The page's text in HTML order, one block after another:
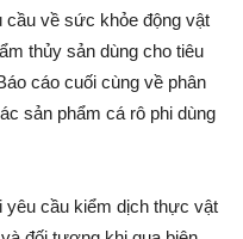
cầu về sức khỏe động vật
thủy sản dùng cho tiêu
cáo cuối cùng về phân
sản phẩm cá rô phi dùng
yêu cầu kiểm dịch thực vật